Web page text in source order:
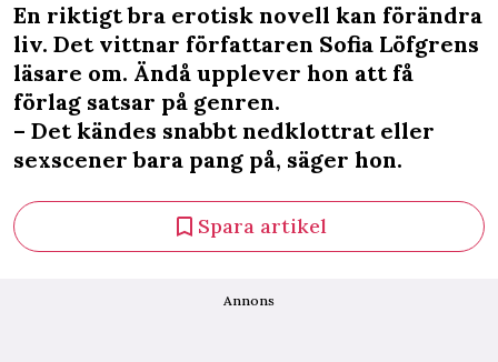
En riktigt bra erotisk novell kan förändra
liv. Det vittnar författaren Sofia Löfgrens
läsare om. Ändå upplever hon att få
förlag satsar på genren.
– Det kändes snabbt nedklottrat eller
sexscener bara pang på, säger hon.
Spara artikel
Annons